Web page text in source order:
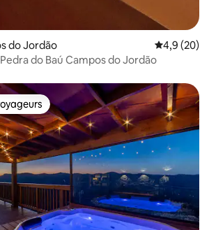
do Jordão Évaluation
4,9 (20)
do Baú Campos do Jordão